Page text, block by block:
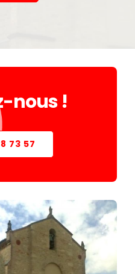
nous !
73 57